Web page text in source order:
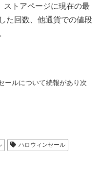
ストアページに現在の最
た回数、他通貨での値段
ールについて続報があり次
ハロウィンセール